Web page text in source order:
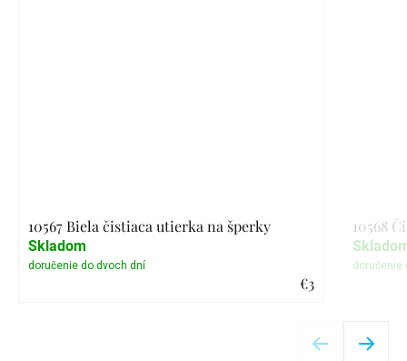
10567 Biela čistiaca utierka na šperky
€3
Skladom
10568